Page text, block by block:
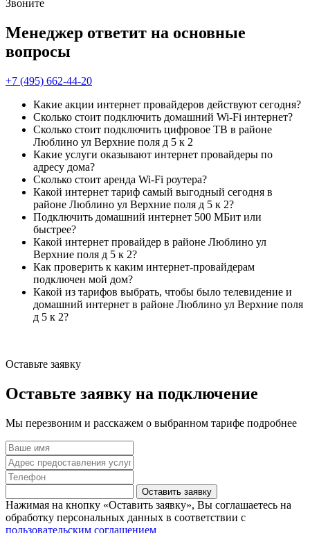
Звоните
Менеджер ответит на основные
вопросы
+7 (495) 662-44-20
Какие акции интернет провайдеров действуют сегодня?
Сколько стоит подключить домашний Wi-Fi интернет?
Сколько стоит подключить цифровое ТВ в районе
Люблино ул Верхние поля д 5 к 2
Какие услуги оказывают интернет провайдеры по
адресу дома?
Сколько стоит аренда Wi-Fi роутера?
Какой интернет тариф самый выгодный сегодня в
районе Люблино ул Верхние поля д 5 к 2?
Подключить домашний интернет 500 МБит или
быстрее?
Какой интернет провайдер в районе Люблино ул
Верхние поля д 5 к 2?
Как проверить к каким интернет-провайдерам
подключен мой дом?
Какой из тарифов выбрать, чтобы было телевидение и
домашний интернет в районе Люблино ул Верхние поля
д 5 к 2?
Оставьте заявку
Оставьте заявку на подключение
Мы перезвоним и расскажем о выбранном тарифе подробнее
Оставить заявку
Нажимая на кнопку «Оставить заявку», Вы соглашаетесь на
обработку персональных данных в соответствии с
пользовательским соглашением